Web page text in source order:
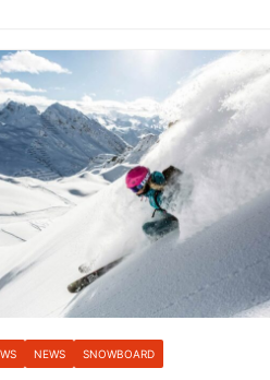
NEWS SNOWBOARD